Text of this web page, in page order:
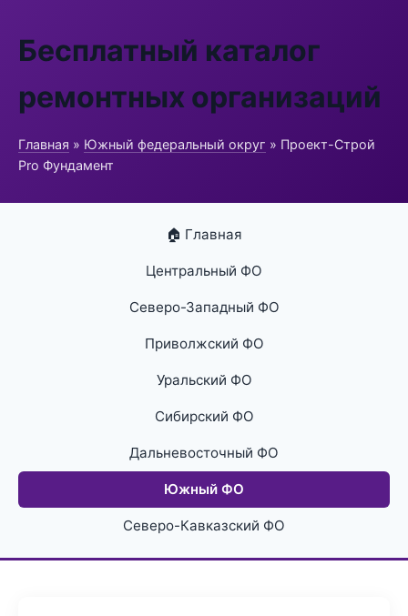
Бесплатный каталог
ремонтных организаций
Главная » Южный федеральный округ » Проект-Строй
Pro Фундамент
🏠 Главная
Центральный ФО
Северо-Западный ФО
Приволжский ФО
Уральский ФО
Сибирский ФО
Дальневосточный ФО
Южный ФО
Северо-Кавказский ФО